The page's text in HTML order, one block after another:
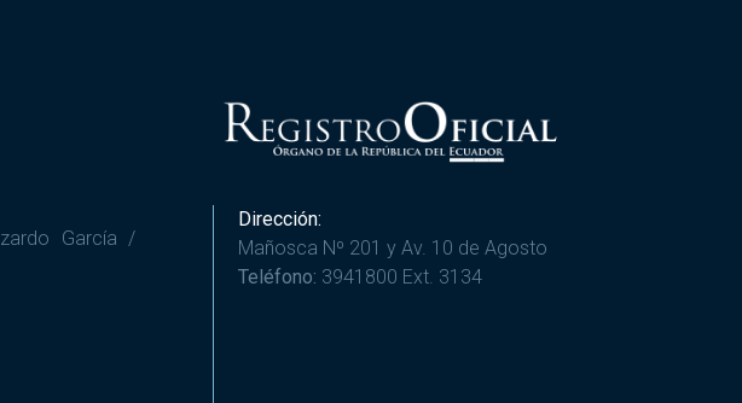
García /
Dirección:
Mañosca Nº 201 y Av. 10 de Agosto
Teléfono: 3941800 Ext. 3134